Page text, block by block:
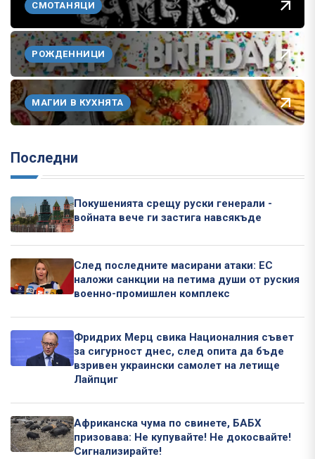
СМОТАНЯЦИ
РОЖДЕННИЦИ
МАГИИ В КУХНЯТА
Последни
Покушенията срещу руски генерали -
войната вече ги застига навсякъде
След последните масирани атаки: ЕС
наложи санкции на петима души от руския
военно-промишлен комплекс
Фридрих Мерц свика Националния съвет
за сигурност днес, след опита да бъде
взривен украински самолет на летище
Лайпциг
Африканска чума по свинете, БАБХ
призовава: Не купувайте! Не докосвайте!
Сигнализирайте!